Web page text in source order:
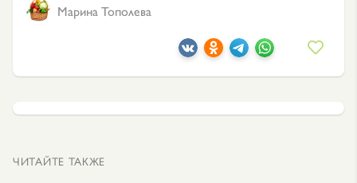
Марина Тополева
ЧИТАЙТЕ ТАКЖЕ